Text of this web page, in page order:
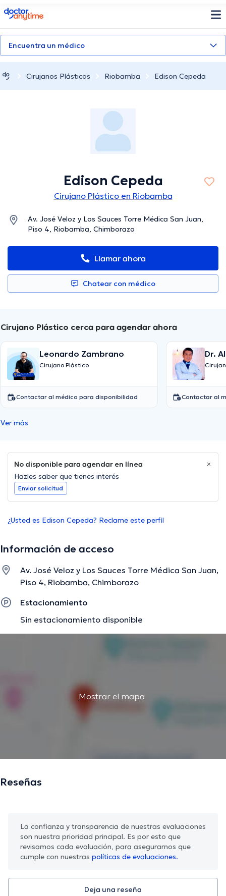
doctoranytime
Encuentra un médico
Cirujanos Plásticos Riobamba Edison Cepeda
Edison Cepeda
Cirujano Plástico en Riobamba
Av. José Veloz y Los Sauces Torre Médica San Juan,
Piso 4, Riobamba, Chimborazo
Llamar ahora
Chatear con médico
Cirujano Plástico cerca para agendar ahora
Leonardo Zambrano
Cirujano Plástico
Contactar al médico para disponibilidad
Dr.
Contactar al
Ver más
No disponible para agendar en línea
Hazles saber que tienes interés
Enviar solicitud
¿Usted es Edison Cepeda? Reclame este perfil
Información de acceso
Av. José Veloz y Los Sauces Torre Médica San Juan,
Piso 4, Riobamba, Chimborazo
Estacionamiento
Sin estacionamiento disponible
Mostrar el mapa
Reseñas
La confianza y transparencia de nuestras evaluaciones
son nuestra prioridad principal. Es por esto que
revisamos cada evaluación, para asegurarnos que
cumple con nuestras políticas de evaluaciones.
Deja una reseña